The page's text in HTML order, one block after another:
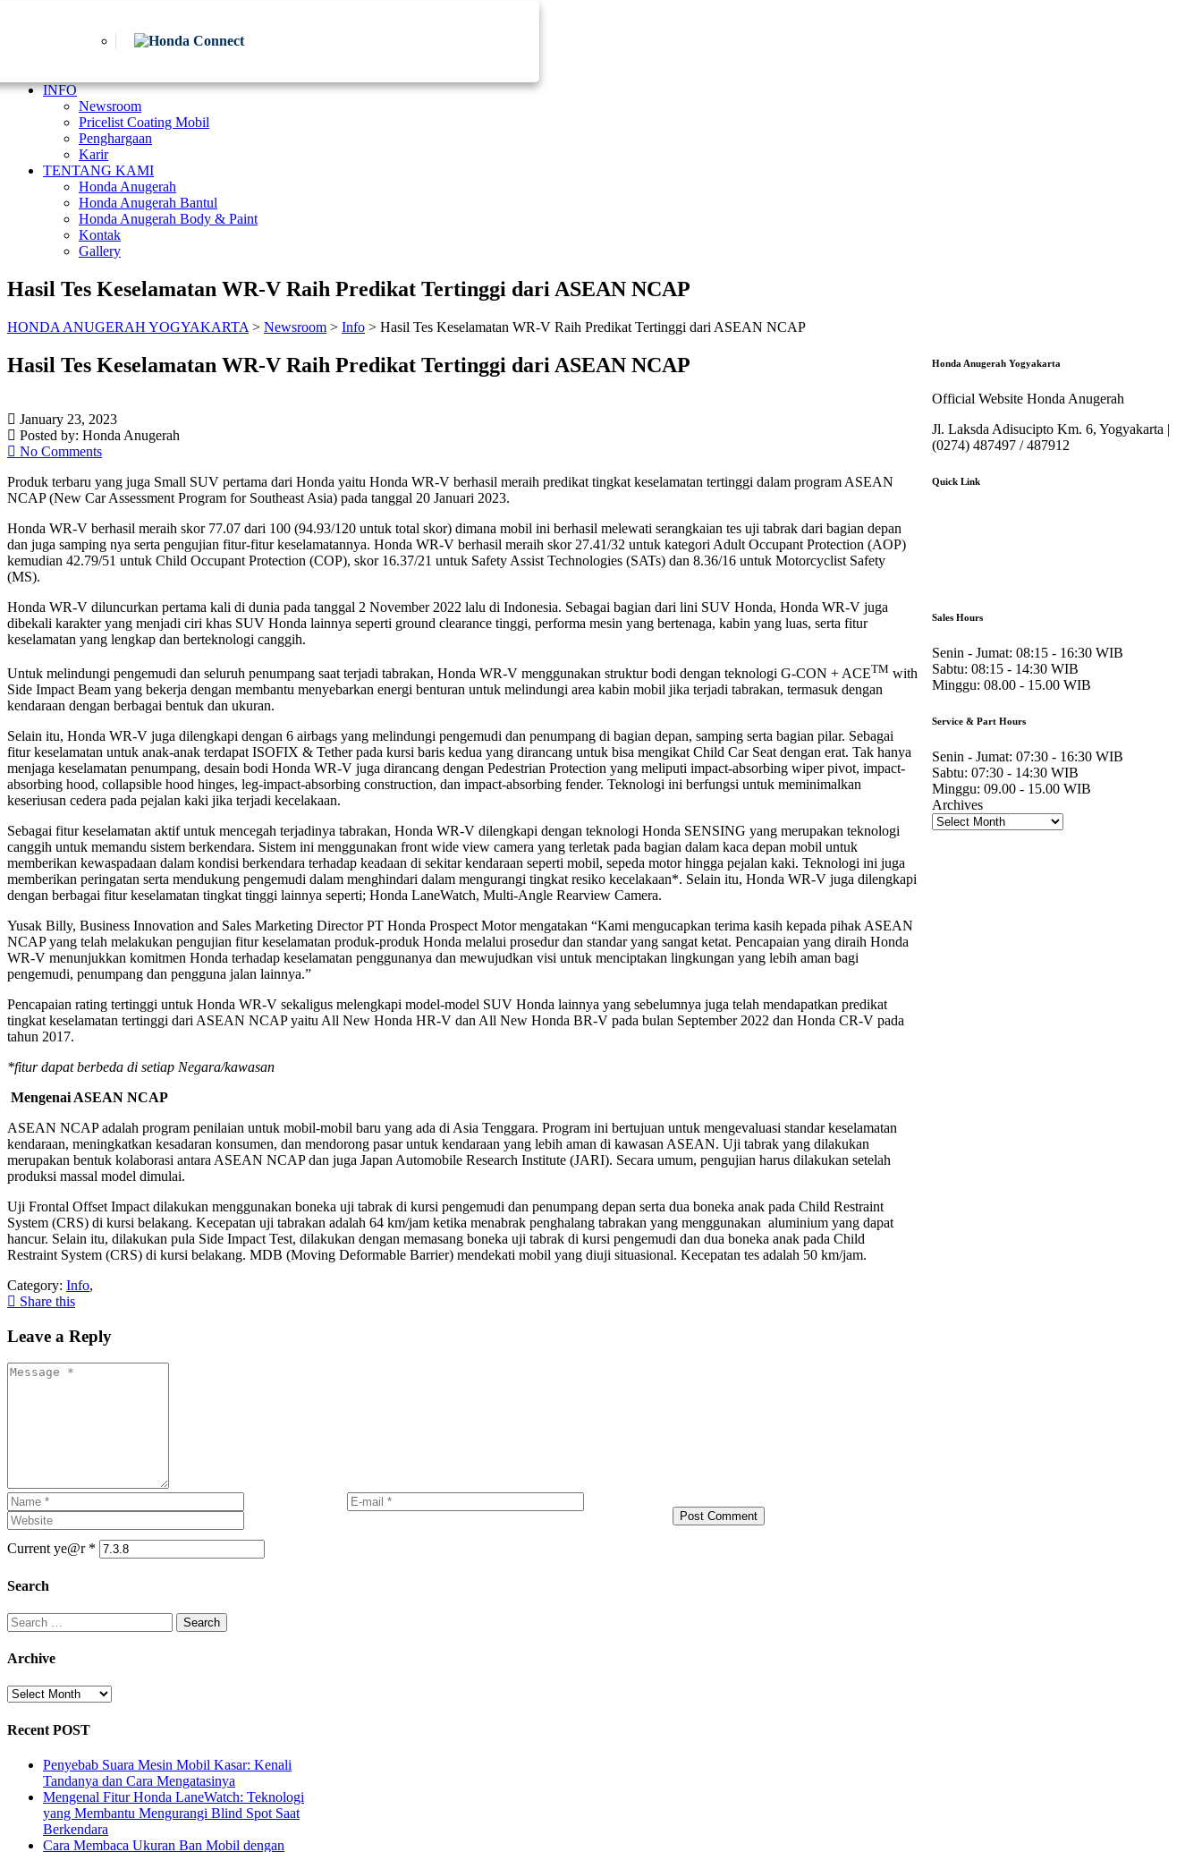
INFO
Newsroom
Pricelist Coating Mobil
Penghargaan
Karir
TENTANG KAMI
Honda Anugerah
Honda Anugerah Bantul
Honda Anugerah Body & Paint
Kontak
Gallery
Hasil Tes Keselamatan WR-V Raih Predikat Tertinggi dari ASEAN NCAP
HONDA ANUGERAH YOGYAKARTA > Newsroom > Info > Hasil Tes Keselamatan WR-V Raih Predikat Tertinggi dari ASEAN NCAP
Hasil Tes Keselamatan WR-V Raih Predikat Tertinggi dari ASEAN NCAP
January 23, 2023
Posted by: Honda Anugerah
No Comments
Produk terbaru yang juga Small SUV pertama dari Honda yaitu Honda WR-V berhasil meraih predikat tingkat keselamatan tertinggi dalam program ASEAN
NCAP (New Car Assessment Program for Southeast Asia) pada tanggal 20 Januari 2023.
Honda WR-V berhasil meraih skor 77.07 dari 100 (94.93/120 untuk total skor) dimana mobil ini berhasil melewati serangkaian tes uji tabrak dari bagian depan
dan juga samping nya serta pengujian fitur-fitur keselamatannya. Honda WR-V berhasil meraih skor 27.41/32 untuk kategori Adult Occupant Protection (AOP)
kemudian 42.79/51 untuk Child Occupant Protection (COP), skor 16.37/21 untuk Safety Assist Technologies (SATs) dan 8.36/16 untuk Motorcyclist Safety
(MS).
Honda WR-V diluncurkan pertama kali di dunia pada tanggal 2 November 2022 lalu di Indonesia. Sebagai bagian dari lini SUV Honda, Honda WR-V juga
dibekali karakter yang menjadi ciri khas SUV Honda lainnya seperti ground clearance tinggi, performa mesin yang bertenaga, kabin yang luas, serta fitur
keselamatan yang lengkap dan berteknologi canggih.
Untuk melindungi pengemudi dan seluruh penumpang saat terjadi tabrakan, Honda WR-V menggunakan struktur bodi dengan teknologi G-CON + ACETM with
Side Impact Beam yang bekerja dengan membantu menyebarkan energi benturan untuk melindungi area kabin mobil jika terjadi tabrakan, termasuk dengan
kendaraan dengan berbagai bentuk dan ukuran.
Selain itu, Honda WR-V juga dilengkapi dengan 6 airbags yang melindungi pengemudi dan penumpang di bagian depan, samping serta bagian pilar. Sebagai
fitur keselamatan untuk anak-anak terdapat ISOFIX & Tether pada kursi baris kedua yang dirancang untuk bisa mengikat Child Car Seat dengan erat. Tak hanya
menjaga keselamatan penumpang, desain bodi Honda WR-V juga dirancang dengan Pedestrian Protection yang meliputi impact-absorbing wiper pivot, impact-
absorbing hood, collapsible hood hinges, leg-impact-absorbing construction, dan impact-absorbing fender. Teknologi ini berfungsi untuk meminimalkan
keseriusan cedera pada pejalan kaki jika terjadi kecelakaan.
Sebagai fitur keselamatan aktif untuk mencegah terjadinya tabrakan, Honda WR-V dilengkapi dengan teknologi Honda SENSING yang merupakan teknologi
canggih untuk memandu sistem berkendara. Sistem ini menggunakan front wide view camera yang terletak pada bagian dalam kaca depan mobil untuk
memberikan kewaspadaan dalam kondisi berkendara terhadap keadaan di sekitar kendaraan seperti mobil, sepeda motor hingga pejalan kaki. Teknologi ini juga
memberikan peringatan serta mendukung pengemudi dalam menghindari dalam mengurangi tingkat resiko kecelakaan*. Selain itu, Honda WR-V juga dilengkapi
dengan berbagai fitur keselamatan tingkat tinggi lainnya seperti; Honda LaneWatch, Multi-Angle Rearview Camera.
Yusak Billy, Business Innovation and Sales Marketing Director PT Honda Prospect Motor mengatakan “Kami mengucapkan terima kasih kepada pihak ASEAN
NCAP yang telah melakukan pengujian fitur keselamatan produk-produk Honda melalui prosedur dan standar yang sangat ketat. Pencapaian yang diraih Honda
WR-V menunjukkan komitmen Honda terhadap keselamatan penggunanya dan mewujudkan visi untuk menciptakan lingkungan yang lebih aman bagi
pengemudi, penumpang dan pengguna jalan lainnya.”
Pencapaian rating tertinggi untuk Honda WR-V sekaligus melengkapi model-model SUV Honda lainnya yang sebelumnya juga telah mendapatkan predikat
tingkat keselamatan tertinggi dari ASEAN NCAP yaitu All New Honda HR-V dan All New Honda BR-V pada bulan September 2022 dan Honda CR-V pada
tahun 2017.
*fitur dapat berbeda di setiap Negara/kawasan
Mengenai ASEAN NCAP
ASEAN NCAP adalah program penilaian untuk mobil-mobil baru yang ada di Asia Tenggara. Program ini bertujuan untuk mengevaluasi standar keselamatan
kendaraan, meningkatkan kesadaran konsumen, dan mendorong pasar untuk kendaraan yang lebih aman di kawasan ASEAN. Uji tabrak yang dilakukan
merupakan bentuk kolaborasi antara ASEAN NCAP dan juga Japan Automobile Research Institute (JARI). Secara umum, pengujian harus dilakukan setelah
produksi massal model dimulai.
Uji Frontal Offset Impact dilakukan menggunakan boneka uji tabrak di kursi pengemudi dan penumpang depan serta dua boneka anak pada Child Restraint
System (CRS) di kursi belakang. Kecepatan uji tabrakan adalah 64 km/jam ketika menabrak penghalang tabrakan yang menggunakan aluminium yang dapat
hancur. Selain itu, dilakukan pula Side Impact Test, dilakukan dengan memasang boneka uji tabrak di kursi pengemudi dan dua boneka anak pada Child
Restraint System (CRS) di kursi belakang. MDB (Moving Deformable Barrier) mendekati mobil yang diuji situasional. Kecepatan tes adalah 50 km/jam.
Category: Info,
Share this
Leave a Reply
Current ye@r *
Search
Search
for:
Archive
Archive
Recent POST
Penyebab Suara Mesin Mobil Kasar: Kenali
Tandanya dan Cara Mengatasinya
Mengenal Fitur Honda LaneWatch: Teknologi
yang Membantu Mengurangi Blind Spot Saat
Berkendara
Cara Membaca Ukuran Ban Mobil dengan
Honda Anugerah Yogyakarta
Official Website Honda Anugerah
Jl. Laksda Adisucipto Km. 6, Yogyakarta |
(0274) 487497 / 487912
Quick Link
Sales Hours
Senin - Jumat: 08:15 - 16:30 WIB
Sabtu: 08:15 - 14:30 WIB
Minggu: 08.00 - 15.00 WIB
Service & Part Hours
Senin - Jumat: 07:30 - 16:30 WIB
Sabtu: 07:30 - 14:30 WIB
Minggu: 09.00 - 15.00 WIB
Archives